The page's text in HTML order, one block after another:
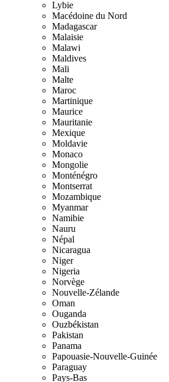
Lybie
Macédoine du Nord
Madagascar
Malaisie
Malawi
Maldives
Mali
Malte
Maroc
Martinique
Maurice
Mauritanie
Mexique
Moldavie
Monaco
Mongolie
Monténégro
Montserrat
Mozambique
Myanmar
Namibie
Nauru
Népal
Nicaragua
Niger
Nigeria
Norvège
Nouvelle-Zélande
Oman
Ouganda
Ouzbékistan
Pakistan
Panama
Papouasie-Nouvelle-Guinée
Paraguay
Pays-Bas